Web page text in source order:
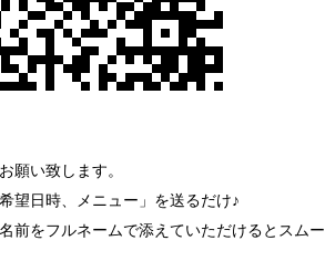
願い致します。
望日時、メニュー」を送るだけ♪
前をフルネームで添えていただけるとスムー